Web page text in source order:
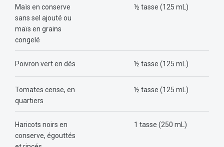
Maïs en conserve
sans sel ajouté ou
maïs en grains
congelé
½ tasse (125 mL)
Poivron vert en dés ½ tasse (125 mL)
Tomates cerise, en
quartiers
½ tasse (125 mL)
Haricots noirs en
conserve, égouttés
1 tasse (250 mL)